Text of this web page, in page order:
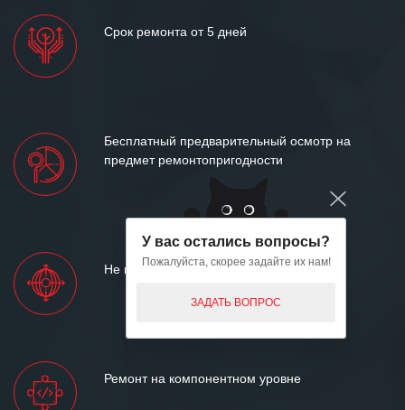
Срок ремонта от 5 дней
Бесплатный предварительный осмотр на
предмет ремонтопригодности
Не вносим конструктивных изменений
Ремонт на компонентном уровне
У вас остались вопросы?
Пожалуйста, скорее задайте их нам!
ЗАДАТЬ ВОПРОС